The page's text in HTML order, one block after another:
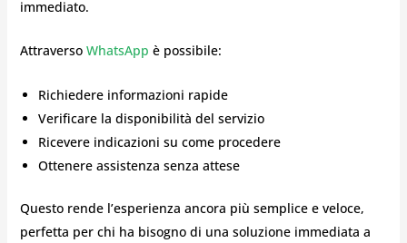
immediato.
Attraverso WhatsApp è possibile:
Richiedere informazioni rapide
Verificare la disponibilità del servizio
Ricevere indicazioni su come procedere
Ottenere assistenza senza attese
Questo rende l’esperienza ancora più semplice e veloce,
perfetta per chi ha bisogno di una soluzione immediata a